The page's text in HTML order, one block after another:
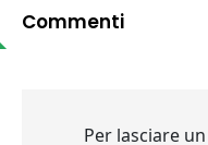
Commenti